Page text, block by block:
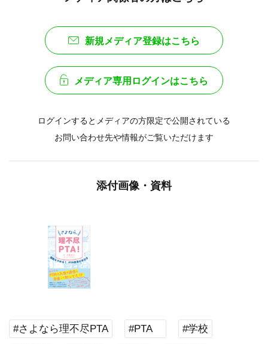
新規メディア登録はこちら
メディア専用ログインはこちら
ログインするとメディアの方限定で公開されている
お問い合わせ先や情報がご覧いただけます
添付画像・資料
#さよなら理不尽PTA #PTA #学校